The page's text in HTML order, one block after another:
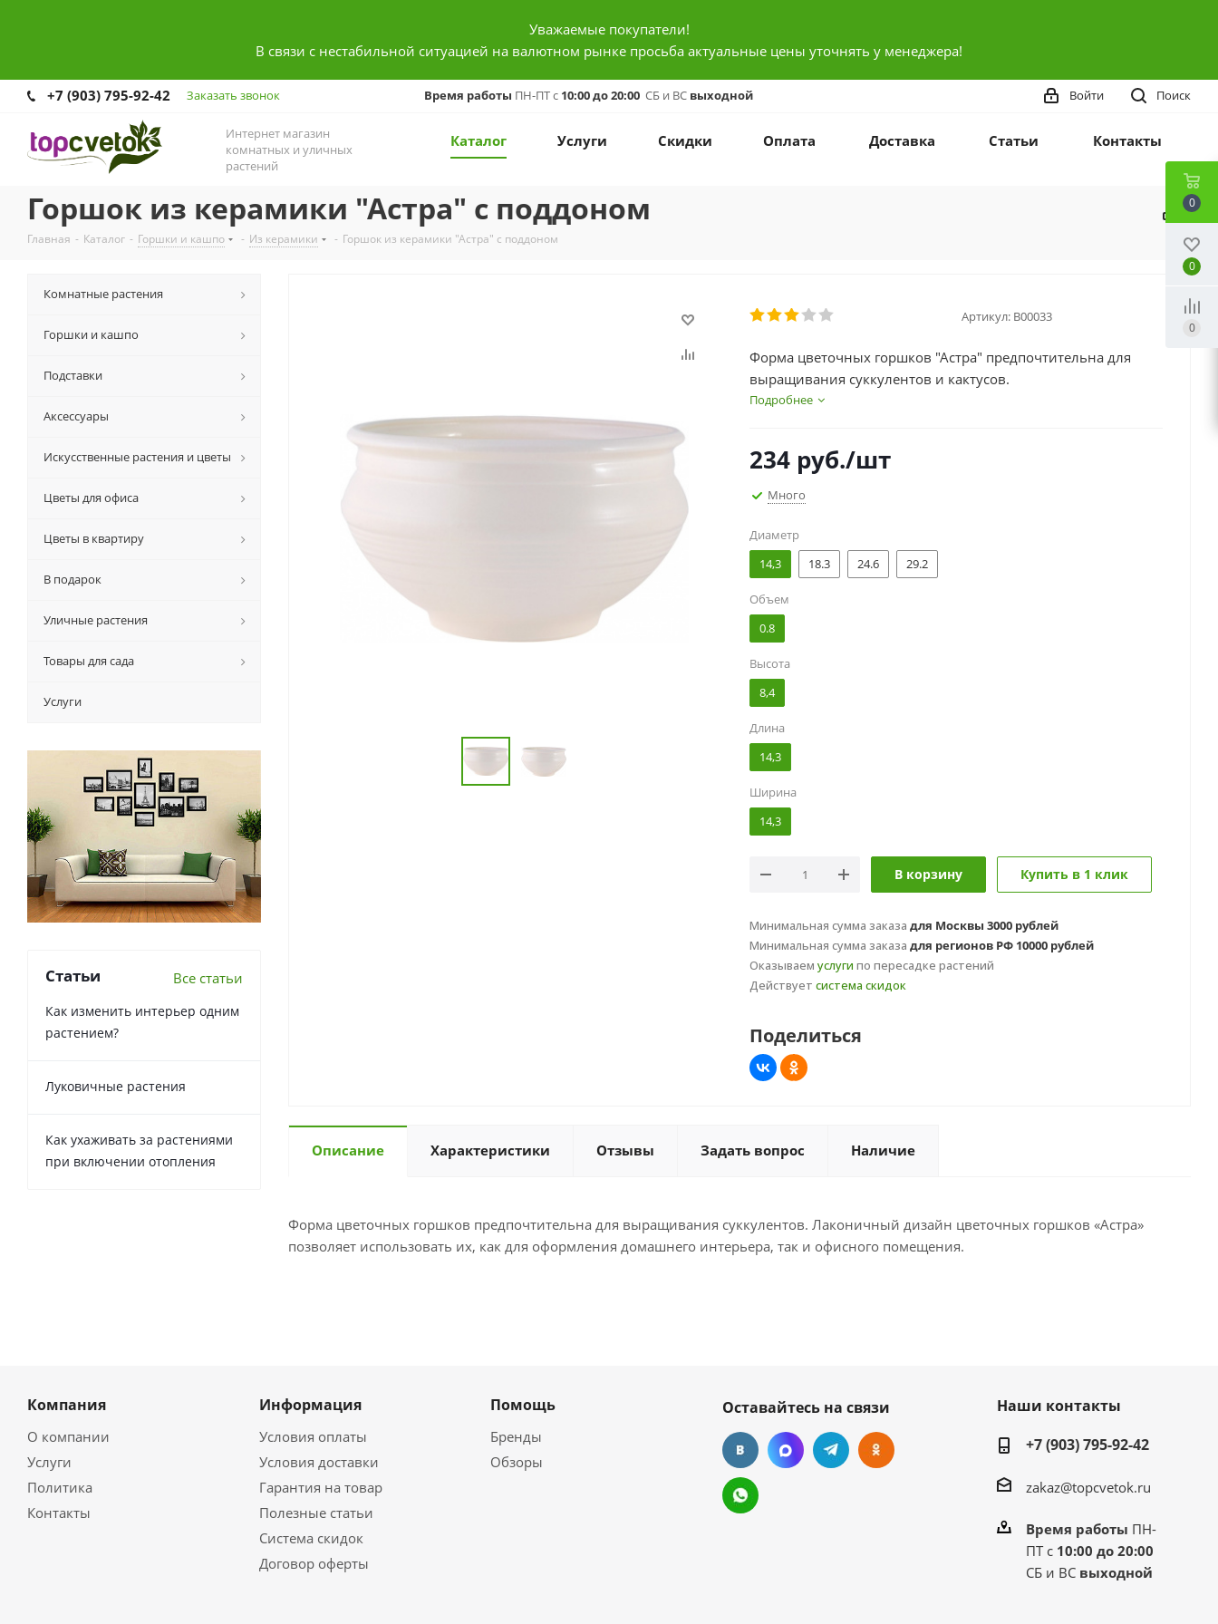
Уважаемые покупатели!
В связи с нестабильной ситуацией на валютном рынке просьба актуальные цены уточнять у менеджера!
+7 (903) 795-92-42 Заказать звонок Время работы ПН-ПТ с 10:00 до 20:00 СБ и ВС выходной Поиск
Войти
Интернет магазин
комнатных и уличных
растений
Каталог Услуги Скидки Оплата Доставка Статьи Контакты
Горшок из керамики "Астра" с поддоном
Главная - Каталог - Горшки и кашпо - Из керамики - Горшок из керамики "Астра" с поддоном
Артикул: В00033
Форма цветочных горшков "Астра" предпочтительна для
выращивания суккулентов и кактусов.
Подробнее
234 руб./шт
Много
Диаметр
14,3
18.3 24.6 29.2
Объем
0.8
Высота
8,4
Длина
14,3
Ширина
14,3
В корзину Купить в 1 клик
Минимальная сумма заказа для Москвы 3000 рублей
Минимальная сумма заказа для регионов РФ 10000 рублей
Оказываем услуги по пересадке растений
Действует система скидок
Поделиться
Описание Характеристики Отзывы Задать вопрос Наличие
Форма цветочных горшков предпочтительна для выращивания суккулентов. Лаконичный дизайн цветочных горшков «Астра»
позволяет использовать их, как для оформления домашнего интерьера, так и офисного помещения.
Комнатные растения
Горшки и кашпо
Подставки
Аксессуары
Искусственные растения и цветы
Цветы для офиса
Цветы в квартиру
В подарок
Уличные растения
Товары для сада
Услуги
Статьи Все статьи
Как изменить интерьер одним
растением?
Луковичные растения
Как ухаживать за растениями
при включении отопления
Компания
О компании
Услуги
Политика
Контакты
Информация
Условия оплаты
Условия доставки
Гарантия на товар
Полезные статьи
Система скидок
Договор оферты
Помощь
Бренды
Обзоры
Оставайтесь на связи
Наши контакты
+7 (903) 795-92-42
zakaz@topcvetok.ru
Время работы ПН-
ПТ с 10:00 до 20:00
СБ и ВС выходной
0
0
0